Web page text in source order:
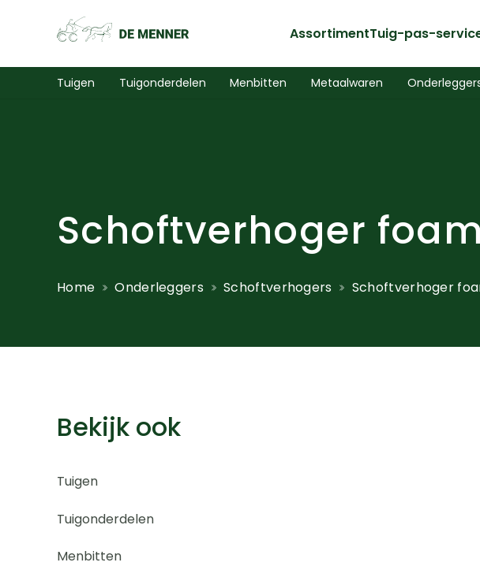
AssortimentTuig-pas-
Tuigen Tuigonderdelen Menbitten Metaalwaren
Schoftverhoger
Home Onderleggers Schoftverhogers Schoftverhoger
Bekijk ook
Tuigen
Tuigonderdelen
Menbitten